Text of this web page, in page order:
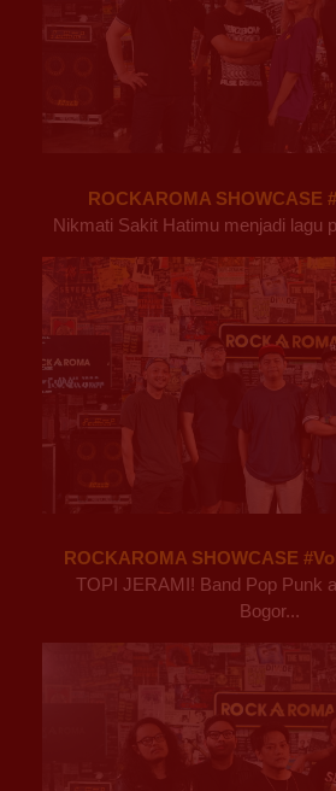
ROCKAROMA SHOWCASE
Nikmati Sakit Hatimu menjadi lagu
ROCKAROMA SHOWCASE
TOPI JERAMI! Band Pop Punk
Bogor...